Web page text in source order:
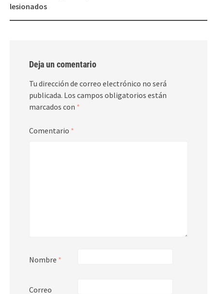
lesionados
Deja un comentario
Tu dirección de correo electrónico no será
publicada. Los campos obligatorios están
marcados con *
Comentario *
Nombre *
Correo